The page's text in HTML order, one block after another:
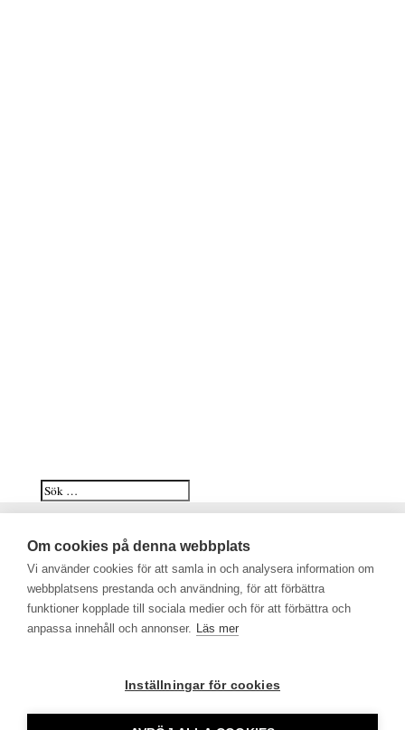
Juridik och Politik – September
2025
2025-09-25|Nyhetsbrev Juridik och Politik
Du måste logga in för att se detta innehåll. Vänligen
Om cookies på denna webbplats
Vi använder cookies för att samla in och analysera information om
webbplatsens prestanda och användning, för att förbättra
funktioner kopplade till sociala medier och för att förbättra och
anpassa innehåll och annonser. Läs mer
Inställningar för cookies